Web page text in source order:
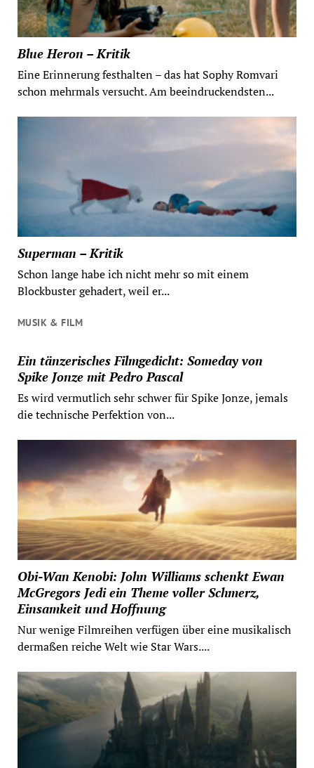
Blue Heron – Kritik
Eine Erinnerung festhalten – das hat Sophy Romvari
schon mehrmals versucht. Am beeindruckendsten...
Superman – Kritik
Schon lange habe ich nicht mehr so mit einem
Blockbuster gehadert, weil er...
MUSIK & FILM
Ein tänzerisches Filmgedicht: Someday von
Spike Jonze mit Pedro Pascal
Es wird vermutlich sehr schwer für Spike Jonze, jemals
die technische Perfektion von...
Obi-Wan Kenobi: John Williams schenkt Ewan
McGregors Jedi ein Theme voller Schmerz,
Einsamkeit und Hoffnung
Nur wenige Filmreihen verfügen über eine musikalisch
dermaßen reiche Welt wie Star Wars....